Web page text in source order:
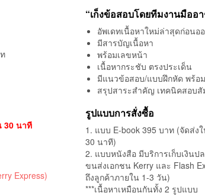
30 นาที
Express)
“เก็งข้อสอบโดยทีมงานมืออ
อัพเดทเนื้อหาใหม่ล่าสุดก่อนอ
มีสารบัญเนื้อหา
พร้อมเลขหน้า
เนื้อหากระชับ ตรงประเด็น
มีแนวข้อสอบ/แบบฝึกหัด พร้อ
สรุปสาระสำคัญ เทคนิคสอบ
รูปแบบการสั่งซื้อ
1. แบบ E-book 395 บาท (จัดส่ง
30 นาที)
2. แบบหนังสือ มีบริการเก็บเงินป
ขนส่งเอกชน Kerry และ Flash
ถึงลูกค้าภายใน 1-3 วัน)
***เนื้อหาเหมือนกันทั้ง 2 รูปแบบ